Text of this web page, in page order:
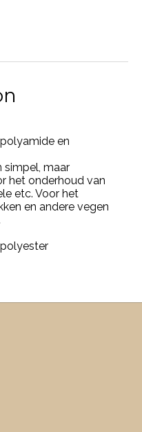
en
simpel, maar
het onderhoud van
etc. Voor het
en andere vegen